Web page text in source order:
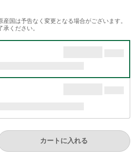
国は予告なく変更となる場合がございます。
ください。
カートに入れる